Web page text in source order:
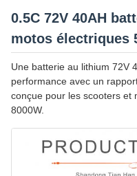
0.5C 72V 40AH
motos électriques
Une batterie au lithium 72V
performance avec un
conçue pour les scooters et
8000W.